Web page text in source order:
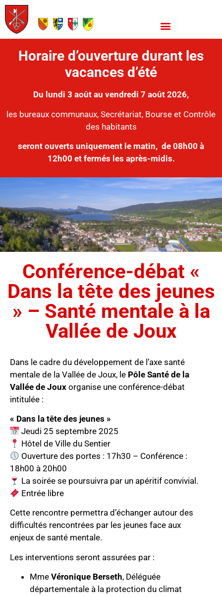
Horaire d’ouverture durant les
vacances d’été
Du lundi 3 août au vendredi 7 août 2026,
les bureaux communaux, Secrétariat, Bourse et Contrôle
des habitants
seront ouverts uniquement le matin, de 08h00 à
12h00 et fermés les après-midis.
Conférence-débat «
Dans la tête des jeunes
» – Santé mentale à la
Vallée de Joux
Dans le cadre du développement de l’axe santé
mentale de la Vallée de Joux, le Pôle Santé de la
Vallée de Joux organise une conférence-débat
intitulée :
« Dans la tête des jeunes »
Jeudi 25 septembre 2025
Hôtel de Ville du Sentier
Ouverture des portes : 17h30 – Conférence :
18h00 à 20h00
La soirée se poursuivra par un apéritif convivial.
Entrée libre
Cette rencontre permettra d’échanger autour des
difficultés rencontrées par les jeunes face aux
enjeux de santé mentale.
Les interventions seront assurées par :
Mme Véronique Berseth, Déléguée
départementale à la protection du climat